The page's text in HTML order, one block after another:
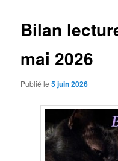
Bilan
mai 2026
Publié le5 juin 2026